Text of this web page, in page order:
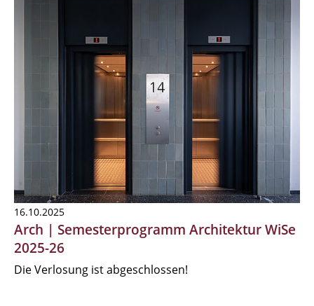
16.10.2025
Arch | Semesterprogramm Architektur WiSe
2025-26
Die Verlosung ist abgeschlossen!